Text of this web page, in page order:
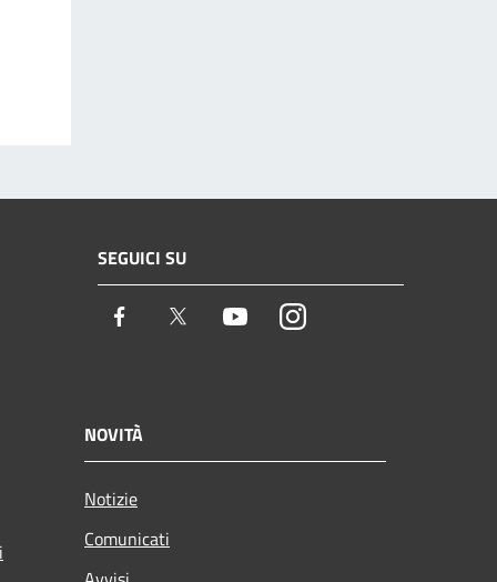
SEGUICI SU
Facebook Twitter YoutubeInstagram
NOVITÀ
Notizie
Comunicati